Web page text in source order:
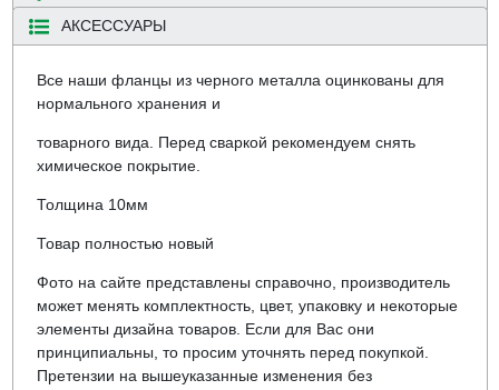
АКСЕССУАРЫ
Все наши фланцы из черного металла оцинкованы для
нормального хранения и
товарного вида. Перед сваркой рекомендуем снять
химическое покрытие.
Толщина 10мм
Товар полностью новый
Фото на сайте представлены справочно, производитель
может менять комплектность, цвет, упаковку и некоторые
элементы дизайна товаров. Если для Вас они
принципиальны, то просим уточнять перед покупкой.
Претензии на вышеуказанные изменения без